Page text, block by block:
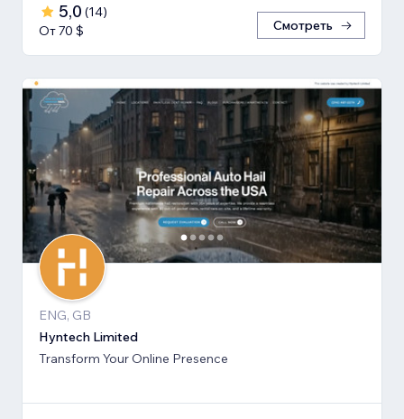
5,0 (14)
От 70 $
Смотреть
ENG, GB
Hyntech Limited
Transform Your Online Presence